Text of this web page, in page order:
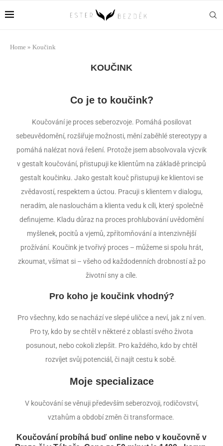
Home » Koučink
KOUČINK
Co je to koučink?
Koučování je proces seberozvoje. Pomáhá posilovat
sebeuvědomění, rozšiřuje možnosti, mění zaběhlé stereotypy a
pomáhá nalézat nová řešení. Protože jsem absolvovala výcvik
v gestalt koučování, přistupuji ke klientům na základě principů
gestalt koučinku. Jako gestalt kouč přistupuji ke klientovi se
zvědavostí, respektem a úctou. Pracuji s klientem v dialogu,
neradím, ale naslouchám a klienta vedu k cíli, který společně
definujeme. Kladu důraz na proces prohlubování uvědomění
myšlenek, pocitů a vjemů, zpřítomňování a intenzivnější
prožívání. Koučink je tvořivý proces – můžeme si spolu hrát,
zkoumat, všímat si – všeho od každodenních drobností až po
životní sny a cíle.
Pro koho je koučink vhodný?
Pro všechny, kdo se nachází ve slepé uličce a neví, jak z ní ven.
Pro ty, kdo by se chtěl v některé z oblastí svého života
posunout, nebo cokoli zlepšit. Pro každého, kdo by chtěl
rozvíjet svůj potenciál, či najít cestu k sobě.
Moje specializace
V koučování se věnuji především seberozvoji, rodičovství,
vztahům a období změn či transformace.
Koučování probíhá buď online nebo v koučovně v